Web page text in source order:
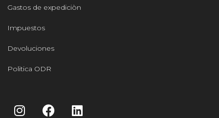
Gastos de expediciòn
Impuestos
Devoluciones
Politica ODR